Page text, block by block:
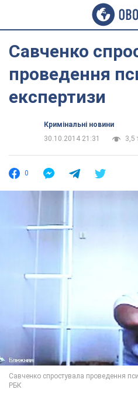
Савченко
проведення
експертизи
Кримінальні новини
30.10.2014 21:31
3,5
0